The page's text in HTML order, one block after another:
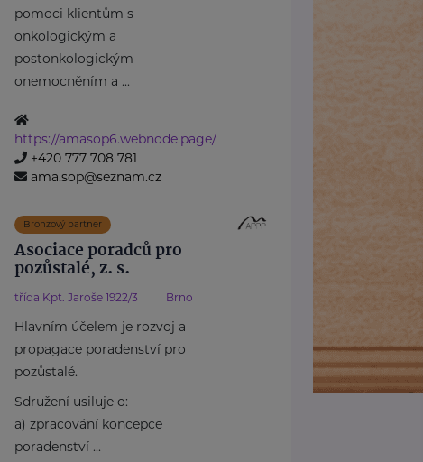
pomoci klientům s
onkologickým a
postonkologickým
onemocněním a ...
https://amasop6.webnode.page/
+420 777 708 781
ama.sop@seznam.cz
Bronzový partner
Asociace poradců pro
pozůstalé, z. s.
třída Kpt. Jaroše 1922/3 Brno
Hlavním účelem je rozvoj a
propagace poradenství pro
pozůstalé.
Sdružení usiluje o:
a) zpracování koncepce
poradenství ...